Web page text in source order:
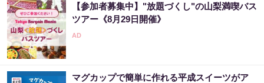
【参加者募集中】"放題づくし"の山梨満喫バス
ツアー《8月29日開催》
マグカップで簡単に作れる平成スイーツがア